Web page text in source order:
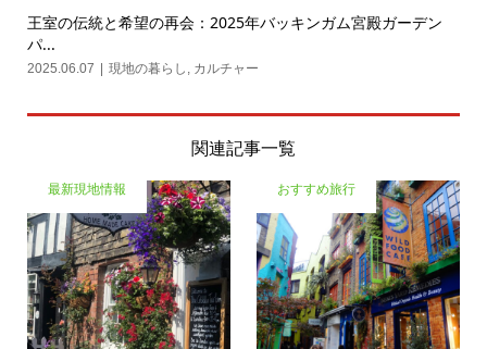
王室の伝統と希望の再会：2025年バッキンガム宮殿ガーデン
パ...
2025.06.07 現地の暮らし カルチャー
関連記事一覧
最新現地情報 おすすめ旅行